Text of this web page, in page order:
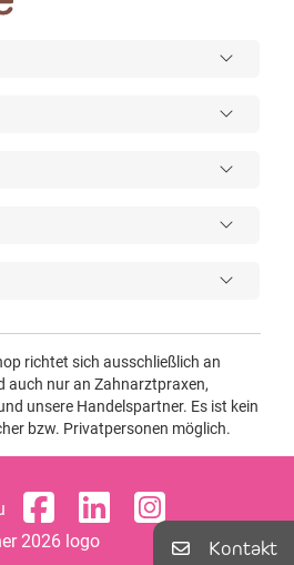
Kontakt
richtet sich ausschließlich an
auch nur an Zahnarztpraxen,
unsere Handelspartner. Es ist kein
bzw. Privatpersonen möglich.